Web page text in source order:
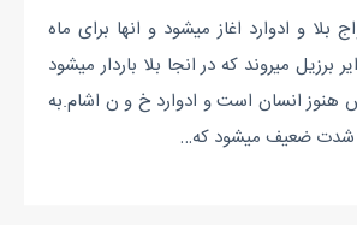
بلا و ادوارد اغاز میشود و انها برای ماه
برزیل میروند که در انجا بلا باردار میشود
انسان است و ادوارد خ و ن اشام.به
شدت ضعیف میشود که…